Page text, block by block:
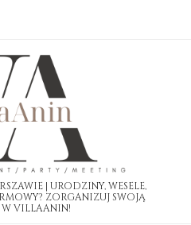
| URODZINY, WESELE,
ZORGANIZUJ SWOJĄ
W VILLAANIN!